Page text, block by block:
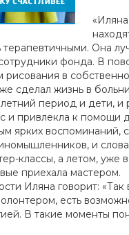
терапевтичными. Она
сотрудники фонда. В
в
сделал жизнь в
период и дети,
и привлекла к
ярких
и
классы, а летом, уже
приехала мастером.
Иляна говорит:
есть
В такие моменты